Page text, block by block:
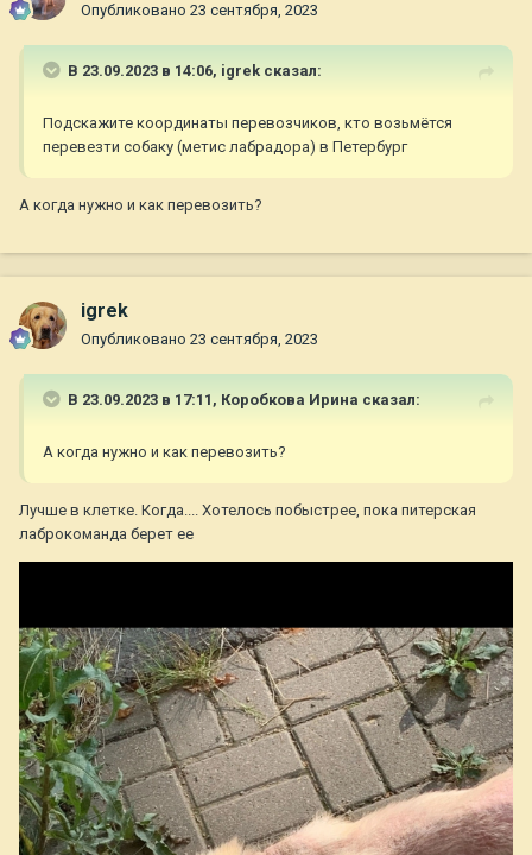
Опубликовано 23 сентября, 2023
В 23.09.2023 в 14:06, igrek сказал:
Подскажите координаты перевозчиков, кто возьмётся
перевезти собаку (метис лабрадора) в Петербург
А когда нужно и как перевозить?
igrek
Опубликовано 23 сентября, 2023
В 23.09.2023 в 17:11, Коробкова Ирина сказал:
А когда нужно и как перевозить?
Лучше в клетке. Когда.... Хотелось побыстрее, пока питерская
лаброкоманда берет ее